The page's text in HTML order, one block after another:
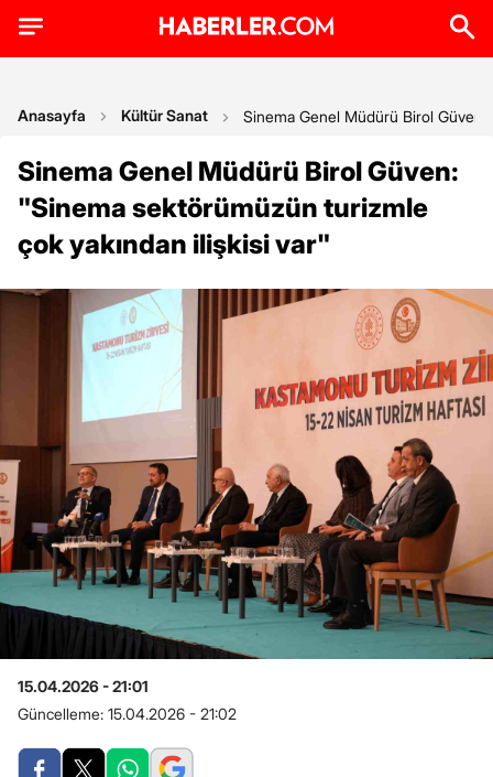
Anasayfa Kültür Sanat Sinema Genel Müdürü Birol
Sinema Genel Müdürü Birol Güven:
"Sinema sektörümüzün turizmle
çok yakından ilişkisi var"
15.04.2026 - 21:01
Güncelleme: 15.04.2026 - 21:02